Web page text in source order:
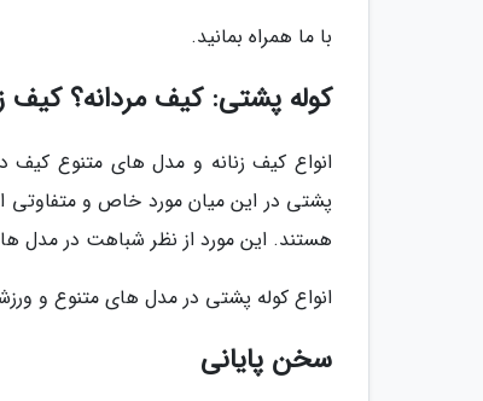
با ما همراه بمانید.
کوله پشتی: کیف مردانه؟ کیف
انواع کیف زنانه و مدل های متنوع کیف
پشتی در این میان مورد خاص و متفاوتی
هستند. این مورد از نظر شباهت در مدل
انواع کوله پشتی در مدل های متنوع و
سخن پایانی